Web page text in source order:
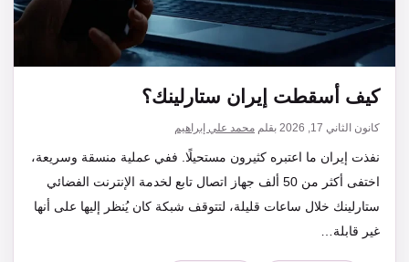
كيف أسقطت إيران ستارلينك؟
كانون الثاني 17, 2026 بقلم محمد علي إبراهيم
نفذت إيران ما اعتبره كثيرون مستحيلًا. ففي عملية منسقة وسريعة،
اختفى أكثر من 50 ألف جهاز اتصال تابع لخدمة الإنترنت الفضائي
ستارلينك خلال ساعات قليلة، لتتوقف شبكة كان يُنظر إليها على أنها
غير قابلة…